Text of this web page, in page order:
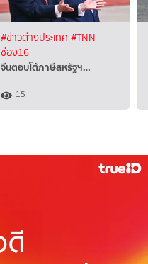
#ข่าวต่างประเทศ #TNN
ช่อง16
จีนตอบโต้ภาษีสหรัฐฯ…
15